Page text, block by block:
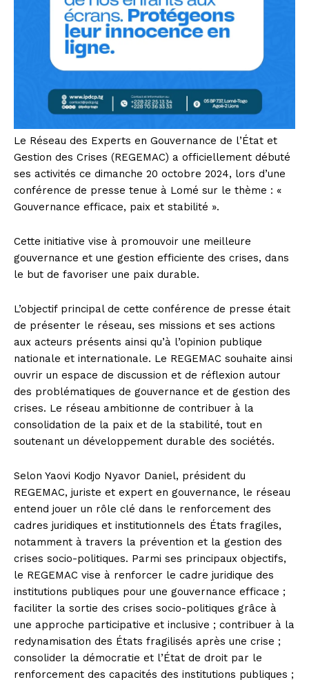
Le Réseau des Experts en Gouvernance de l’État et
Gestion des Crises (REGEMAC) a officiellement débuté
ses activités ce dimanche 20 octobre 2024, lors d’une
conférence de presse tenue à Lomé sur le thème : «
Gouvernance efficace, paix et stabilité ».
Cette initiative vise à promouvoir une meilleure
gouvernance et une gestion efficiente des crises, dans
le but de favoriser une paix durable.
L’objectif principal de cette conférence de presse était
de présenter le réseau, ses missions et ses actions
aux acteurs présents ainsi qu’à l’opinion publique
nationale et internationale. Le REGEMAC souhaite ainsi
ouvrir un espace de discussion et de réflexion autour
des problématiques de gouvernance et de gestion des
crises. Le réseau ambitionne de contribuer à la
consolidation de la paix et de la stabilité, tout en
soutenant un développement durable des sociétés.
Selon Yaovi Kodjo Nyavor Daniel, président du
REGEMAC, juriste et expert en gouvernance, le réseau
entend jouer un rôle clé dans le renforcement des
cadres juridiques et institutionnels des États fragiles,
notamment à travers la prévention et la gestion des
crises socio-politiques. Parmi ses principaux objectifs,
le REGEMAC vise à renforcer le cadre juridique des
institutions publiques pour une gouvernance efficace ;
faciliter la sortie des crises socio-politiques grâce à
une approche participative et inclusive ; contribuer à la
redynamisation des États fragilisés après une crise ;
consolider la démocratie et l’État de droit par le
renforcement des capacités des institutions publiques ;